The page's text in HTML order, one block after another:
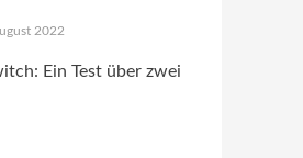
2022
Ein Test über zwei